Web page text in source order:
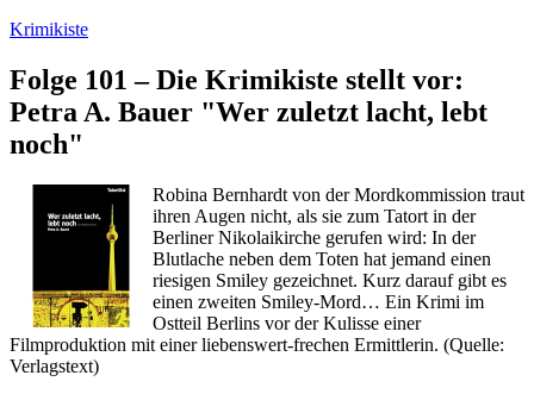
Zum
springen
Krimikiste
Folge 101 – Die Krimikiste stellt vor:
Petra A. Bauer "Wer zuletzt lacht, lebt
noch"
Robina Bernhardt von der Mordkommission traut
ihren Augen nicht, als sie zum Tatort in der
Berliner Nikolaikirche gerufen wird: In der
Blutlache neben dem Toten hat jemand einen
riesigen Smiley gezeichnet. Kurz darauf gibt es
einen zweiten Smiley-Mord… Ein Krimi im
Ostteil Berlins vor der Kulisse einer
Filmproduktion mit einer liebenswert-frechen Ermittlerin. (Quelle:
Verlagstext)